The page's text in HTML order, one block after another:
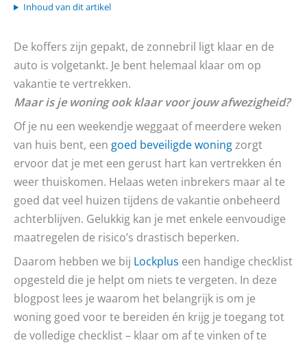
Inhoud van dit artikel
De koffers zijn gepakt, de zonnebril ligt klaar en de
auto is volgetankt. Je bent helemaal klaar om op
vakantie te vertrekken.
Maar is je woning ook klaar voor jouw afwezigheid?
Of je nu een weekendje weggaat of meerdere weken
van huis bent, een goed beveiligde woningzorgt
ervoor dat je met een gerust hart kan vertrekken én
weer thuiskomen. Helaas weten inbrekers maar al te
goed dat veel huizen tijdens de vakantie onbeheerd
achterblijven. Gelukkig kan je met enkele eenvoudige
maatregelen de risico’s drastisch beperken.
Daarom hebben we bij Lockplus een handige checklist
opgesteld die je helpt om niets te vergeten. In deze
blogpost lees je waarom het belangrijk is om je
woning goed voor te bereiden én krijg je toegang tot
de volledige checklist – klaar om af te vinken of te